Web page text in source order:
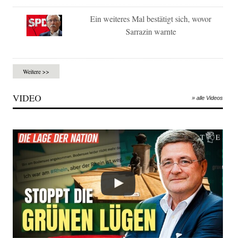
Ein weiteres Mal bestätigt sich, wovor
Sarrazin warnte
Weitere >>
VIDEO » alle Videos